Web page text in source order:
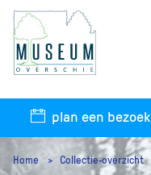
plan een bezoek
Home Collectie-overzicht